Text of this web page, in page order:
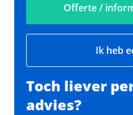
Offerte /
Ik heb
Toch liever
advies?